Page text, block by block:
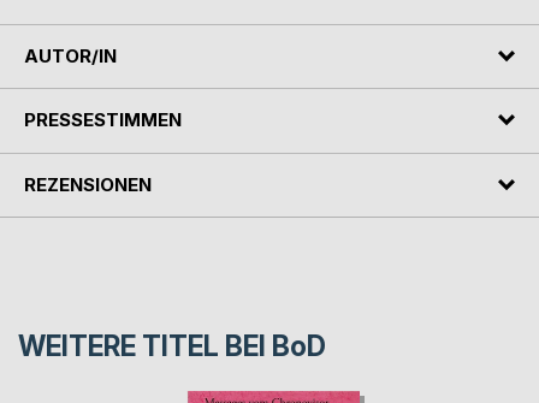
AUTOR/IN
PRESSESTIMMEN
REZENSIONEN
WEITERE TITEL BEI BoD